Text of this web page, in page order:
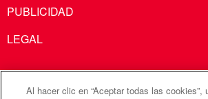
PUBLICIDAD
LEGAL
Al hacer clic en “Aceptar todas las cookies”,